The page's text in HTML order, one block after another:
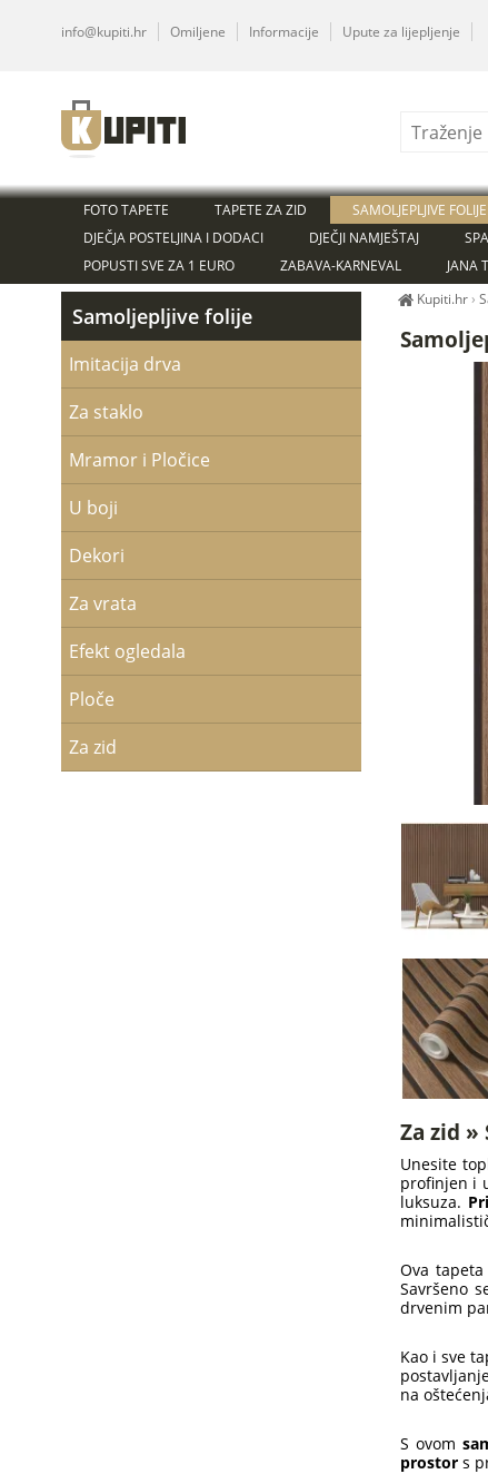
Za zid
Unesite
profinjen i
luksuza.
Ova
Savršeno
drvenim
Kao i sve
na
S ovom
prostors
Samoljepljive folije
Imitacija drva
Za staklo
Mramor i Pločice
U boji
Dekori
Za vrata
Efekt ogledala
Ploče
Za zid
FOTO TAPETE TAPETE ZA ZID SAMOLJEPLJIVE FOLIJE
DJEČJA POSTELJINA I DODACI
DJEČJI NAMJEŠTAJ
POPUSTI SVE ZA 1 EURO
ZABAVA-KARNEVAL JANA
Kupiti.hr›
info@kupiti.hr Omiljene Informacije Upute za lijepljenje